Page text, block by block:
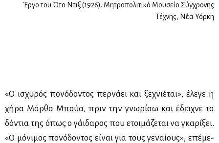
Έργο του Ότο Ντιξ (1926). Μητροπολιτικό Μουσείο Σύγχρονης
Τέχνης, Νέα Υόρκη
«Ο ισχυ­ρός πο­νό­δο­ντος περ­νά­ει και ξε­χνιέ­ται», έλε­γε η
χή­ρα Μάρ­θα Μπούα, πριν την γνω­ρί­σω και έδει­χνε τα
δό­ντια της όπως ο γάι­δα­ρος που ετοι­μά­ζε­ται να γκα­ρί­ξει.
«Ο μό­νι­μος πο­νό­δο­ντος εί­ναι για τους γε­ναί­ους», επέ­με­